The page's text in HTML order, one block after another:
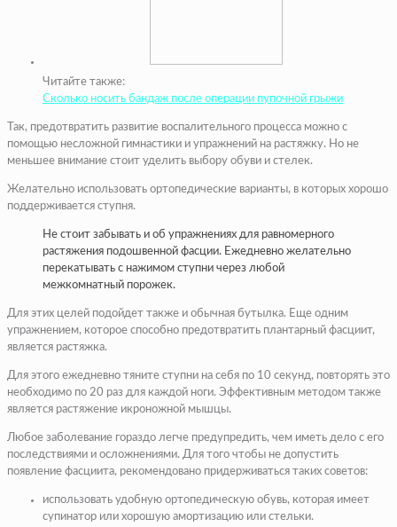
Читайте также:
Сколько носить бандаж после операции пупочной грыжи
Так, предотвратить развитие воспалительного процесса можно с
помощью несложной гимнастики и упражнений на растяжку. Но не
меньшее внимание стоит уделить выбору обуви и стелек.
Желательно использовать ортопедические варианты, в которых хорошо
поддерживается ступня.
Не стоит забывать и об упражнениях для равномерного
растяжения подошвенной фасции. Ежедневно желательно
перекатывать с нажимом ступни через любой
межкомнатный порожек.
Для этих целей подойдет также и обычная бутылка. Еще одним
упражнением, которое способно предотвратить плантарный фасциит,
является растяжка.
Для этого ежедневно тяните ступни на себя по 10 секунд, повторять это
необходимо по 20 раз для каждой ноги. Эффективным методом также
является растяжение икроножной мышцы.
Любое заболевание гораздо легче предупредить, чем иметь дело с его
последствиями и осложнениями. Для того чтобы не допустить
появление фасциита, рекомендовано придерживаться таких советов:
использовать удобную ортопедическую обувь, которая имеет
супинатор или хорошую амортизацию или стельки.